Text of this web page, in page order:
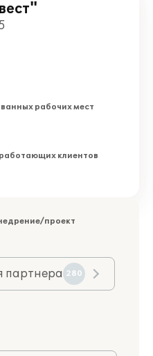
рабочих мест
клиентов
проект
партнера 280